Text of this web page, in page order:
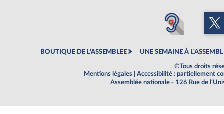
BOUTIQUE DE L'ASSEMBLEE UNE SEMAINE À
©Tous droits
Mentions légales
Accessibilité : partiellement
Assemblée nationale - 126 Rue de